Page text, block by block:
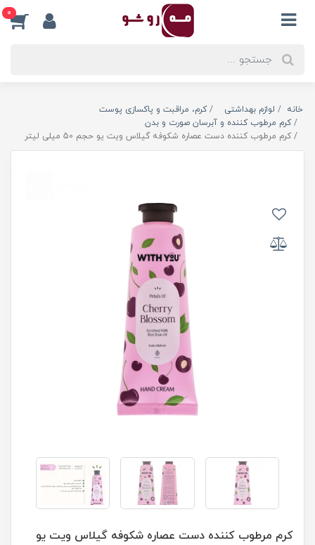
0
خانه لوازم بهداشتی
کرم، مراقبت و پاکسازی پوست
کرم مرطوب کننده و آبرسان صورت و بدن
کرم مرطوب کننده دست عصاره شکوفه گیلاس ویت یو حجم 50 میلی لیتر
کرم مرطوب کننده دست عصاره شکوفه گیلاس ویت یو